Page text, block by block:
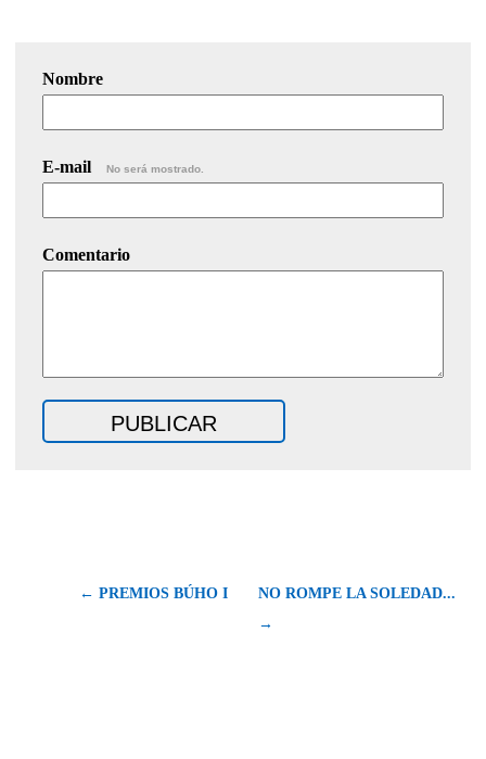
Nombre
E-mail No será mostrado.
Comentario
← PREMIOS BÚHO I
NO ROMPE LA SOLEDAD...
→